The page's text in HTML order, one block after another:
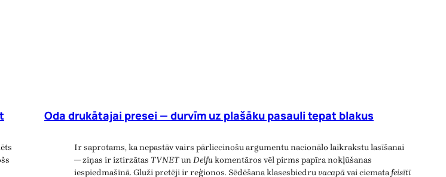
Oda drukātajai presei — durvīm uz plašāku pasauli tepat blakus
Ir saprotams, ka nepastāv vairs pārliecinošu argumentu nacionālo laikrakstu lasīšanai
— ziņas ir iztirzātas TVNETunDelfukomentāros vēl pirms papīra nokļūšanas
iespiedmašīnā. Gluži pretēji ir reģionos. Sēdēšana klasesbiedruvacapāvai ciematafeisītī